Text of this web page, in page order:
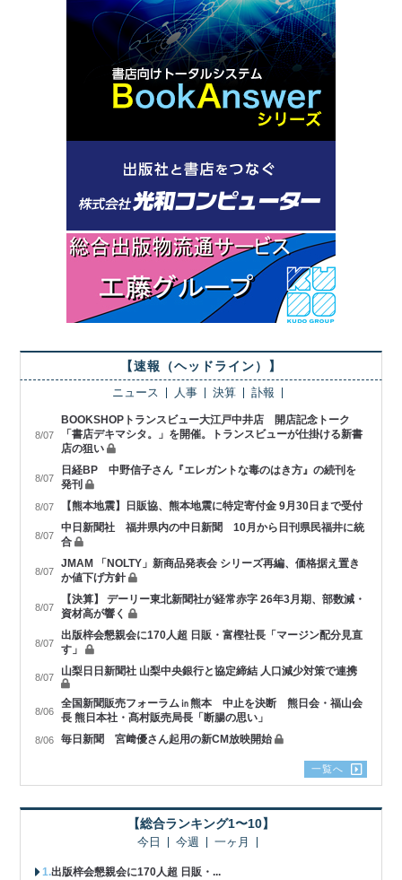
【速報（ヘッドライン）】
ニュース 人事 決算 訃報
8/07
BOOKSHOPトランスビュー大江戸中井店 開店記念トーク
「書店デキマシタ。」を開催。トランスビューが仕掛ける新書
店の狙い
8/07
日経BP 中野信子さん『エレガントな毒のはき方』の続刊を
発刊
8/07 【熊本地震】日販協、熊本地震に特定寄付金 9月30日まで受付
8/07
中日新聞社 福井県内の中日新聞 10月から日刊県民福井に統
合
8/07
JMAM 「NOLTY」新商品発表会 シリーズ再編、価格据え置き
か値下げ方針
8/07
【決算】 デーリー東北新聞社が経常赤字 26年3月期、部数減・
資材高が響く
8/07
出版梓会懇親会に170人超 日販・富樫社長「マージン配分見直
す」
8/07 山梨日日新聞社 山梨中央銀行と協定締結 人口減少対策で連携
8/06
全国新聞販売フォーラム㏌熊本 中止を決断 熊日会・福山会
長 熊日本社・髙村販売局長「断腸の思い」
8/06 毎日新聞 宮﨑優さん起用の新CM放映開始
一覧へ
【総合ランキング1〜10】
今日 今週 一ヶ月
出版梓会懇親会に170人超 日販・...